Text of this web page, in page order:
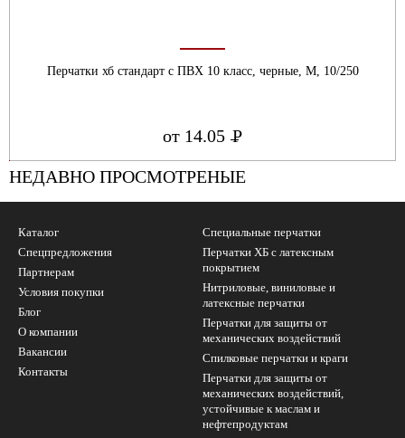
Перчатки хб стандарт с ПВХ 10 класс, черные, М, 10/250
от 14.05 Р
УБ.
НЕДАВНО ПРОСМОТРЕНЫЕ
Каталог
Спецпредложения
Партнерам
Условия покупки
Блог
О компании
Вакансии
Контакты
Специальные перчатки
Перчатки ХБ с латексным
покрытием
Нитриловые, виниловые и
латексные перчатки
Перчатки для защиты от
механических воздействий
Cпилковые перчатки и краги
Перчатки для защиты от
механических воздействий,
устойчивые к маслам и
нефтепродуктам